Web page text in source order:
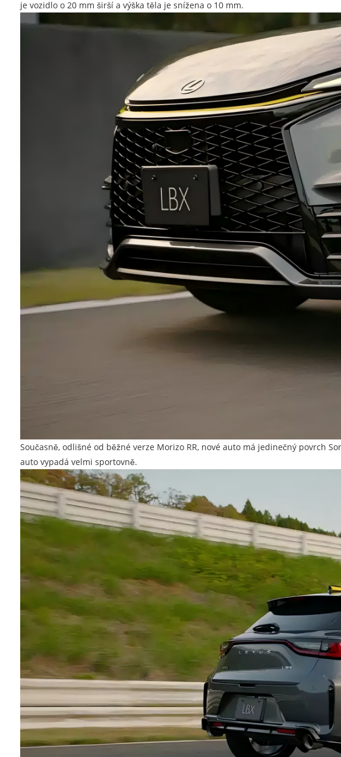
je vozidlo o 20 mm širší a výška těla je snížena o 10 mm.
Současně, odlišné od běžné verze Morizo ​​RR, nové auto má jedinečný povrch
auto vypadá velmi sportovně.